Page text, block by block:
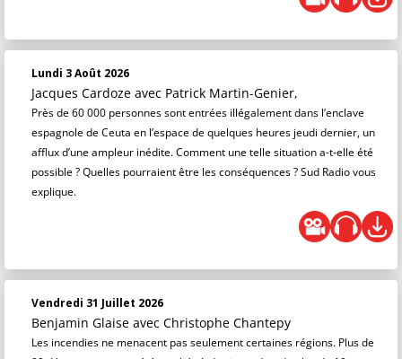
Lundi 3 Août 2026
Jacques Cardoze avec Patrick Martin-Genier,
Près de 60 000 personnes sont entrées illégalement dans l’enclave
espagnole de Ceuta en l’espace de quelques heures jeudi dernier, un
afflux d’une ampleur inédite. Comment une telle situation a-t-elle été
possible ? Quelles pourraient être les conséquences ? Sud Radio vous
explique.
Vendredi 31 Juillet 2026
Benjamin Glaise avec Christophe Chantepy
Les incendies ne menacent pas seulement certaines régions. Plus de